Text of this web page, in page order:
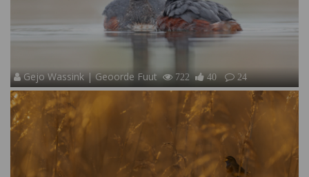
Gejo Wassink | Geoorde Fuut 722 40 24